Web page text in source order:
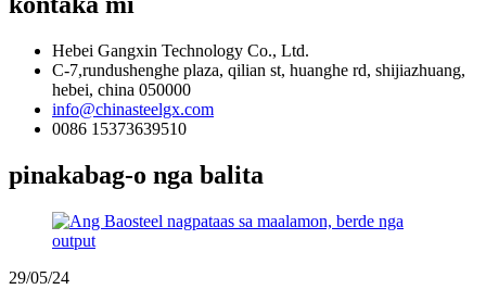
Hebei Gangxin Technology Co., Ltd.
C-7,rundushenghe plaza, qilian st, huanghe rd, shijiazhuang,
hebei, china 050000
info@chinasteelgx.com
0086 15373639510
pinakabag-o nga balita
29/05/24